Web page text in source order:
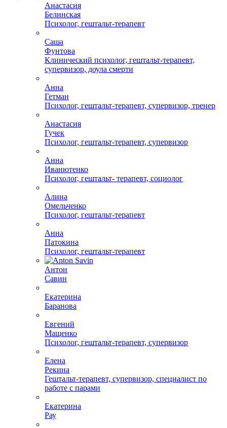
Анастасия
Белинская
Психолог, гештальт-терапевт
Саша
Фунтова
Клинический психолог, гештальт-терапевт,
супервизор, доула смерти
Анна
Гетман
Психолог, гештальт-терапевт, супервизор, тренер
Анастасия
Гучек
Психолог, гештальт-терапевт, супервизор
Анна
Иванютенко
Психолог, гештальт- терапевт, социолог
Алина
Омельченко
Психолог, гештальт-терапевт
Анна
Патокина
Психолог, гештальт-терапевт
Антон
Савин
Екатерина
Баранова
Евгений
Мащенко
Психолог, гештальт-терапевт, супервизор
Елена
Рекина
Гештальт-терапевт, супервизор, специалист по
работе с парами
Екатерина
Рау